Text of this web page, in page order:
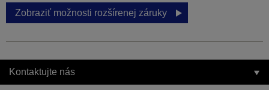
Zobraziť možnosti rozšírenej záruky
Kontaktujte nás